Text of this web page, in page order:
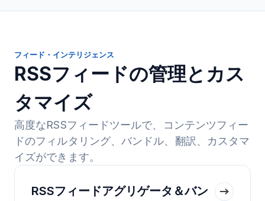
フィード・インテリジェンス
RSSフィードの管理とカス
タマイズ
高度なRSSフィードツールで、コンテンツフィー
ドのフィルタリング、バンドル、翻訳、カスタマ
イズができます。
RSSフィードアグリゲータ＆バン